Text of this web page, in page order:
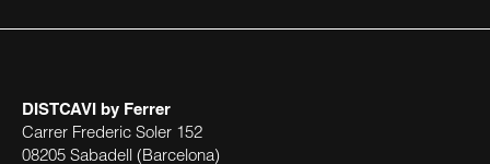
DISTCAVI by Ferrer
Carrer Frederic Soler 152
08205 Sabadell (Barcelona)